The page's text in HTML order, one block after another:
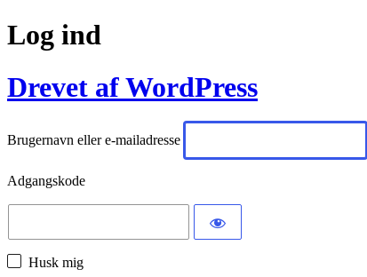
Log ind
Drevet af WordPress
Brugernavn eller e-mailadresse
Adgangskode
Husk mig